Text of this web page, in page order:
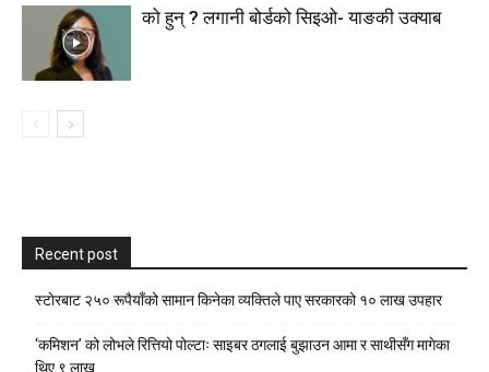
को हुन् ? लगानी बोर्डको सिइओ- याङकी उक्याब
Recent post
स्टाेरबाट २५० रूपैयाँको सामान किनेका व्यक्तिले पाए सरकारको १० लाख उपहार
‘कमिशन’ को लोभले रित्तियो पोल्टाः साइबर ठगलाई बुझाउन आमा र साथीसँग मागेका
थिए ९ लाख